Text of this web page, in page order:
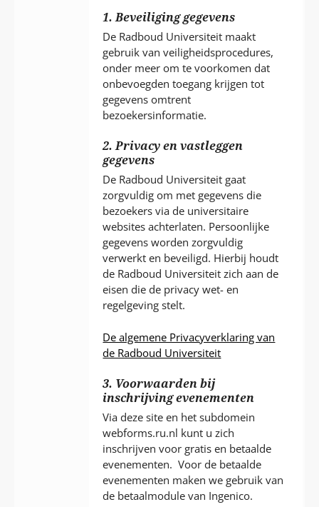
1. Beveiliging gegevens
De Radboud Universiteit maakt
gebruik van veiligheidsprocedures,
onder meer om te voorkomen dat
onbevoegden toegang krijgen tot
gegevens omtrent
bezoekersinformatie.
2. Privacy en vastleggen
gegevens
De Radboud Universiteit gaat
zorgvuldig om met gegevens die
bezoekers via de universitaire
websites achterlaten. Persoonlijke
gegevens worden zorgvuldig
verwerkt en beveiligd. Hierbij houdt
de Radboud Universiteit zich aan de
eisen die de privacy wet- en
regelgeving stelt.
De algemene Privacyverklaring van
de Radboud Universiteit
3. Voorwaarden bij
inschrijving evenementen
Via deze site en het subdomein
webforms.ru.nl kunt u zich
inschrijven voor gratis en betaalde
evenementen. Voor de betaalde
evenementen maken we gebruik van
de betaalmodule van Ingenico.